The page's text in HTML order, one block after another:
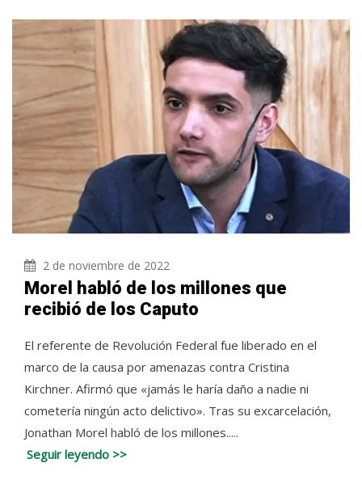
2 de noviembre de 2022
Morel habló de los millones que
recibió de los Caputo
El referente de Revolución Federal fue liberado en el
marco de la causa por amenazas contra Cristina
Kirchner. Afirmó que «jamás le haría daño a nadie ni
cometería ningún acto delictivo». Tras su excarcelación,
Jonathan Morel habló de los millones.....
Seguir leyendo >>